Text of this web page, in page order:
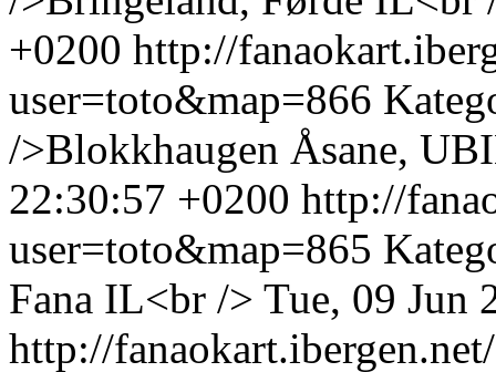
+0200 http://
user=toto&map=866
/>Blokkhaugen Åsane,
22:30:57 +0200 http://
user=toto&map=865
Fana IL<br /> Tue, 09 Jun
http://